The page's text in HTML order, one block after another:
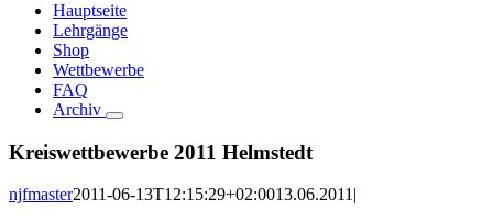
Hauptseite
Lehrgänge
Shop
Wettbewerbe
FAQ
Archiv
Kreiswettbewerbe 2011 Helmstedt
njfmaster2011-06-13T12:15:29+02:0013.06.2011|